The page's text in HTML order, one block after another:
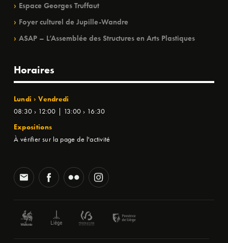
Espace Georges Truffaut
Foyer culturel de Jupille-Wandre
ASAP – L’Assemblée des Structures en Arts Plastiques
Horaires
Lundi › Vendredi
08:30 › 12:00 | 13:00 › 16:30
Expositions
À vérifier sur la page de l'activité